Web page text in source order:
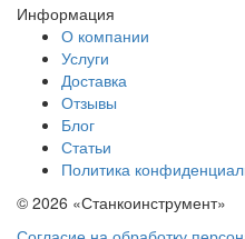
Информация
О компании
Услуги
Доставка
Отзывы
Блог
Статьи
Политика
© 2026 «Станкоинструмент»